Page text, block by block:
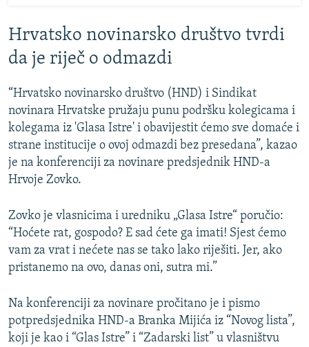
Hrvatsko novinarsko društvo tvrdi
da je riječ o odmazdi
“Hrvatsko novinarsko društvo (HND) i Sindikat
novinara Hrvatske pružaju punu podršku kolegicama i
kolegama iz 'Glasa Istre' i obavijestit ćemo sve domaće i
strane institucije o ovoj odmazdi bez presedana”, kazao
je na konferenciji za novinare predsjednik HND-a
Hrvoje Zovko.
Zovko je vlasnicima i uredniku „Glasa Istre“ poručio:
“Hoćete rat, gospodo? E sad ćete ga imati! Sjest ćemo
vam za vrat i nećete nas se tako lako riješiti. Jer, ako
pristanemo na ovo, danas oni, sutra mi.”
Na konferenciji za novinare pročitano je i pismo
potpredsjednika HND-a Branka Mijića iz “Novog lista”,
koji je kao i “Glas Istre” i “Zadarski list” u vlasništvu